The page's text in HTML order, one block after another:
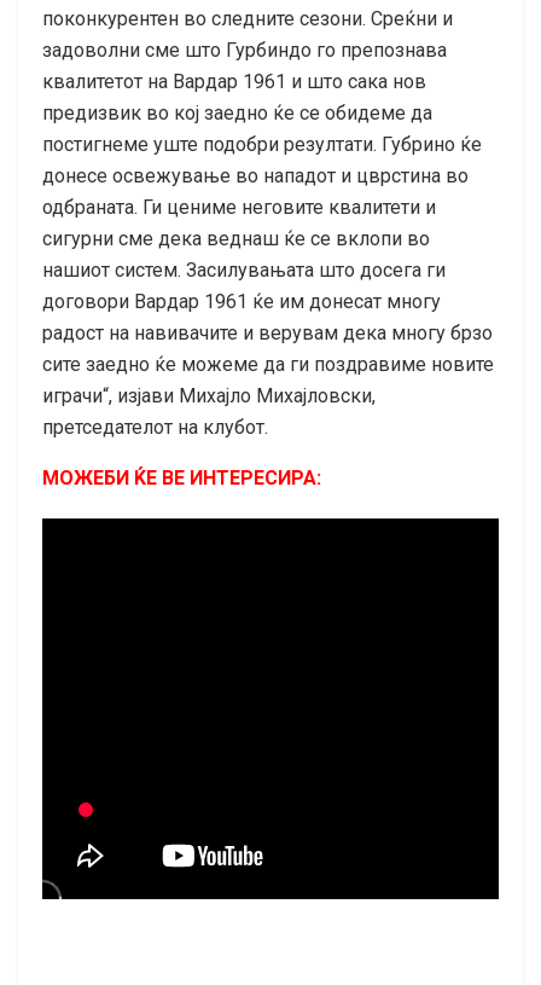
поконкурентен во следните сезони. Среќни и
задоволни сме што Гурбиндо го препознава
квалитетот на Вардар 1961 и што сака нов
предизвик во кој заедно ќе се обидеме да
постигнеме уште подобри резултати. Губрино ќе
донесе освежување во нападот и цврстина во
одбраната. Ги цениме неговите квалитети и
сигурни сме дека веднаш ќе се вклопи во
нашиот систем. Засилувањата што досега ги
договори Вардар 1961 ќе им донесат многу
радост на навивачите и верувам дека многу брзо
сите заедно ќе можеме да ги поздравиме новите
играчи“, изјави Михајло Михајловски,
претседателот на клубот.
МОЖЕБИ ЌЕ ВЕ ИНТЕРЕСИРА: